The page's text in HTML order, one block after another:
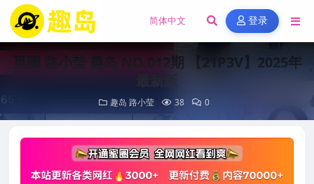
登录
觅圈 路小莹 趣岛 NO.012期 【21P3V】2025年
最新版
趣岛 路小莹 38 0